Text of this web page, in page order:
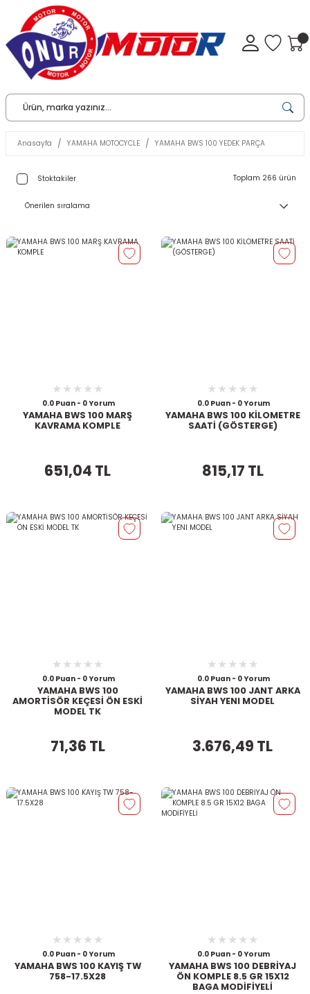
Anasayfa YAMAHA MOTOCYCLE YAMAHA BWS 100 YEDEK PARÇA
Stoktakiler Toplam 266 ürün
0.0 Puan - 0 Yorum
YAMAHA BWS 100 MARŞ
KAVRAMA KOMPLE
651,04 TL
0.0 Puan - 0 Yorum
YAMAHA BWS 100 KİLOMETRE
SAATİ (GÖSTERGE)
815,17 TL
0.0 Puan - 0 Yorum
YAMAHA BWS 100
AMORTİSÖR KEÇESİ ÖN ESKİ
MODEL TK
71,36 TL
0.0 Puan - 0 Yorum
YAMAHA BWS 100 JANT ARKA
SİYAH YENI MODEL
3.676,49 TL
0.0 Puan - 0 Yorum
YAMAHA BWS 100 KAYIŞ TW
758-17.5X28
0.0 Puan - 0 Yorum
YAMAHA BWS 100 DEBRİYAJ
ÖN KOMPLE 8.5 GR 15X12
BAGA MODİFİYELİ